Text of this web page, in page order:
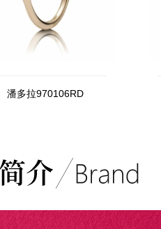
潘多拉970106RD